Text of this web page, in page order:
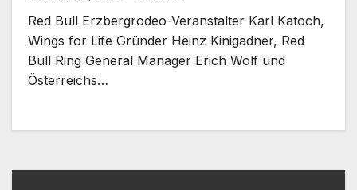
Superlative
Red Bull Erzbergrodeo-Veranstalter Karl Katoch,
Wings for Life Gründer Heinz Kinigadner, Red
Bull Ring General Manager Erich Wolf und
Österreichs…